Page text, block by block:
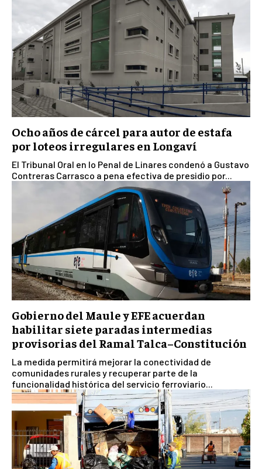
Ocho años de cárcel para autor de estafa
por loteos irregulares en Longaví
El Tribunal Oral en lo Penal de Linares condenó a Gustavo
Contreras Carrasco a pena efectiva de presidio por...
Gobierno del Maule y EFE acuerdan
habilitar siete paradas intermedias
provisorias del Ramal Talca–Constitución
La medida permitirá mejorar la conectividad de
comunidades rurales y recuperar parte de la
funcionalidad histórica del servicio ferroviario...